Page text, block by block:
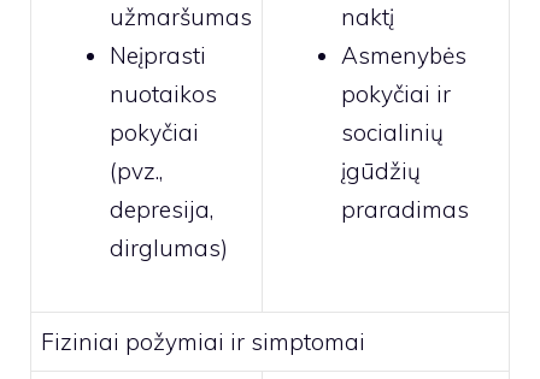
užmaršumas
Neįprasti
nuotaikos
pokyčiai
(pvz.,
depresija,
dirglumas)
naktį
Asmenybės
pokyčiai ir
socialinių
įgūdžių
praradimas
Fiziniai požymiai ir simptomai